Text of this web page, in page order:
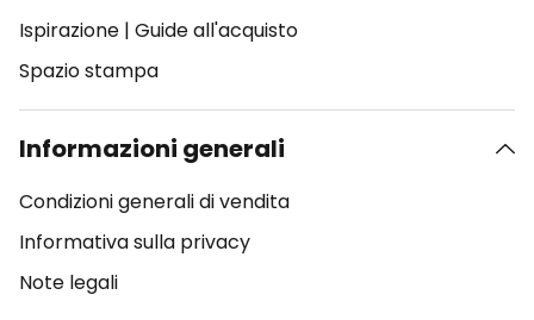
Ispirazione | Guide all'acquisto
Spazio stampa
Informazioni generali
Condizioni generali di vendita
Informativa sulla privacy
Note legali